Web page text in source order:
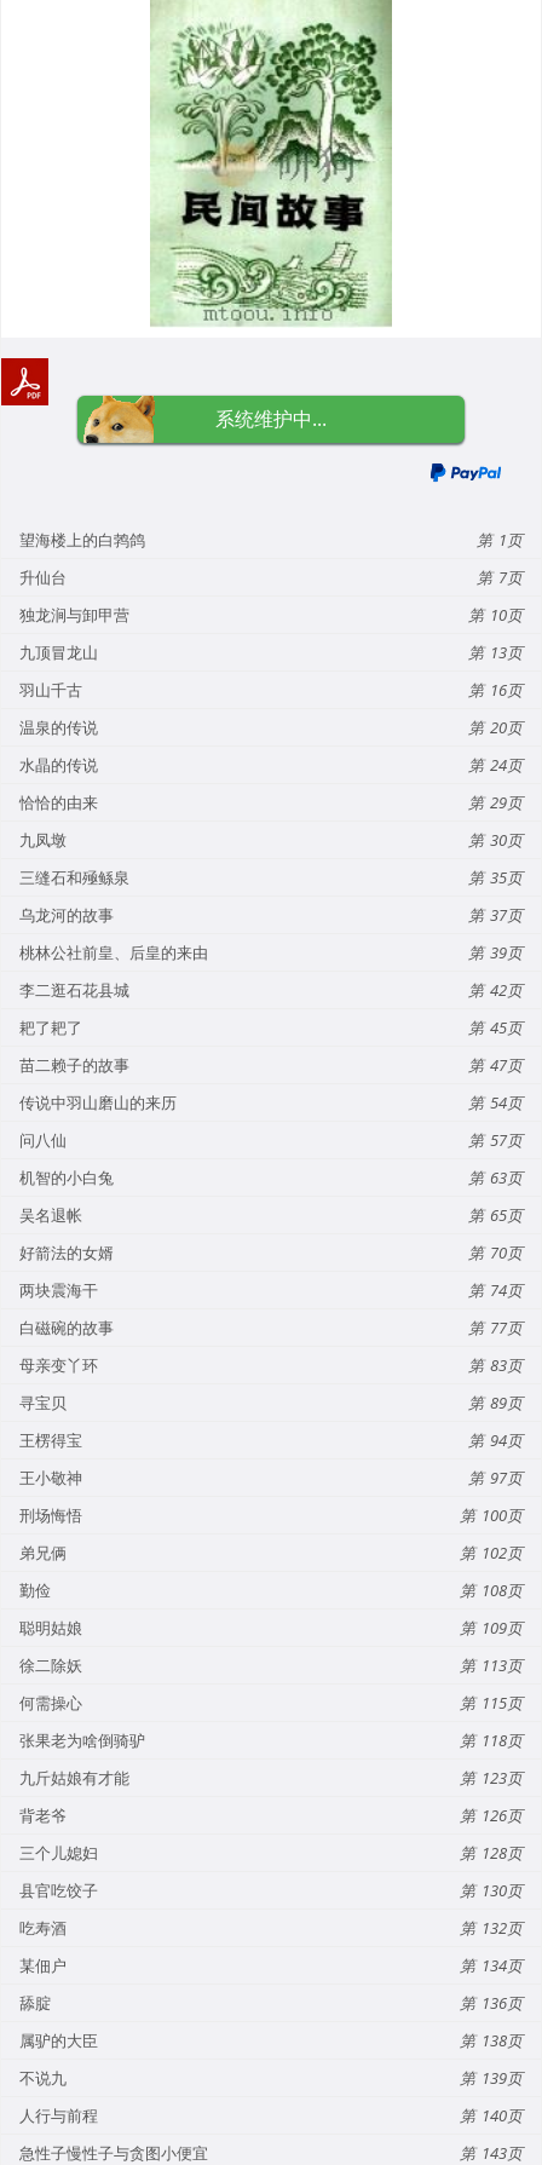
系统维护中...
望海楼上的白鹁鸽
1
升仙台
7
独龙涧与卸甲营
10
九顶冒龙山
13
羽山千古
16
温泉的传说
20
水晶的传说
24
恰恰的由来
29
九凤墩
30
三缝石和殛鲧泉
35
乌龙河的故事
37
桃林公社前皇、后皇的来由
39
李二逛石花县城
42
耙了耙了
45
苗二赖子的故事
47
传说中羽山磨山的来历
54
问八仙
57
机智的小白兔
63
吴名退帐
65
好箭法的女婿
70
两块震海干
74
白磁碗的故事
77
母亲变丫环
83
寻宝贝
89
王楞得宝
94
王小敬神
97
刑场悔悟
100
弟兄俩
102
勤俭
108
聪明姑娘
109
徐二除妖
113
何需操心
115
张果老为啥倒骑驴
118
九斤姑娘有才能
123
背老爷
126
三个儿媳妇
128
县官吃饺子
130
吃寿酒
132
某佃户
134
舔腚
136
属驴的大臣
138
不说九
139
人行与前程
140
急性子慢性子与贪图小便宜
143